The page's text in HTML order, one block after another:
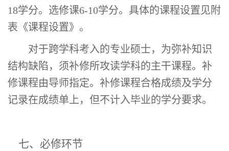
18学分。选修课6-10学分。 具体的课程设置见附
表《课程设置》 。
对于跨学科考入的专业硕士，为弥补知识
结构缺陷，须补修所攻读学科的主干课程。补
修课程由导师指定。补修课程合格成绩及学分
记录在成绩单上，但不计入毕业的学分要求。
七、必修环节